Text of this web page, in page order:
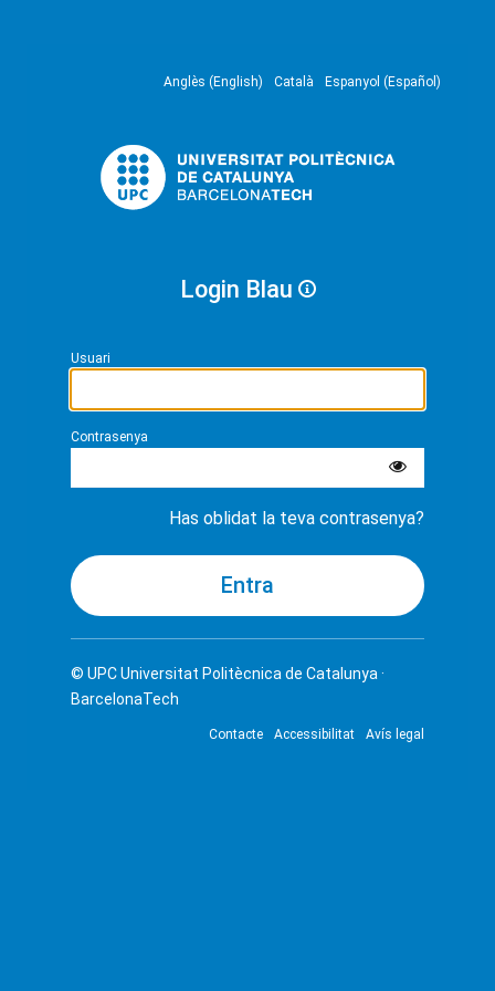
Anglès (English) Català Espanyol (Español)
Login Blau
Usuari
Contrasenya
Has oblidat la teva contrasenya?
© UPCUniversitat Politècnica de Catalunya ·
BarcelonaTech
Contacte Accessibilitat Avís legal